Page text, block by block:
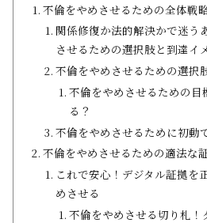
不倫をやめさせるための全体戦
関係修復か法的解決かで迷う
させるための選択肢と到達イ
不倫をやめさせるための選択
不倫をやめさせるための目
る？
不倫をやめさせるために初動
不倫をやめさせるための適法な
これで安心！デジタル証拠を
めさせる
不倫をやめさせる切り札！